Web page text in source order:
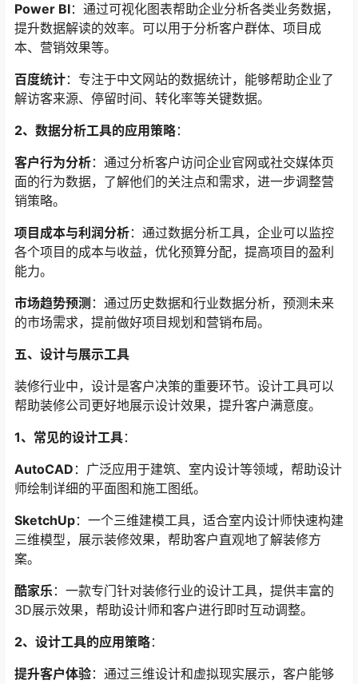
Power BI：通过可视化图表帮助企业分析各类业务数据，
提升数据解读的效率。可以用于分析客户群体、项目成
本、营销效果等。
百度统计：专注于中文网站的数据统计，能够帮助企业了
解访客来源、停留时间、转化率等关键数据。
2、数据分析工具的应用策略：
客户行为分析：通过分析客户访问企业官网或社交媒体页
面的行为数据，了解他们的关注点和需求，进一步调整营
销策略。
项目成本与利润分析：通过数据分析工具，企业可以监控
各个项目的成本与收益，优化预算分配，提高项目的盈利
能力。
市场趋势预测 ：通过历史数据和行业数据分析，预测未来
的市场需求，提前做好项目规划和营销布局。
五、设计与展示工具
装修行业中，设计是客户决策的重要环节。设计工具可以
帮助装修公司更好地展示设计效果，提升客户满意度。
1、常见的设计工具：
AutoCAD ：广泛应用于建筑、室内设计等领域，帮助设计
师绘制详细的平面图和施工图纸。
SketchUp：一个三维建模工具，适合室内设计师快速构建
三维模型，展示装修效果，帮助客户直观地了解装修方
案。
酷家乐 ：一款专门针对装修行业的设计工具，提供丰富的
3D展示效果，帮助设计师和客户进行即时互动调整。
2、设计工具的应用策略：
提升客户体验：通过三维设计和虚拟现实展示，客户能够